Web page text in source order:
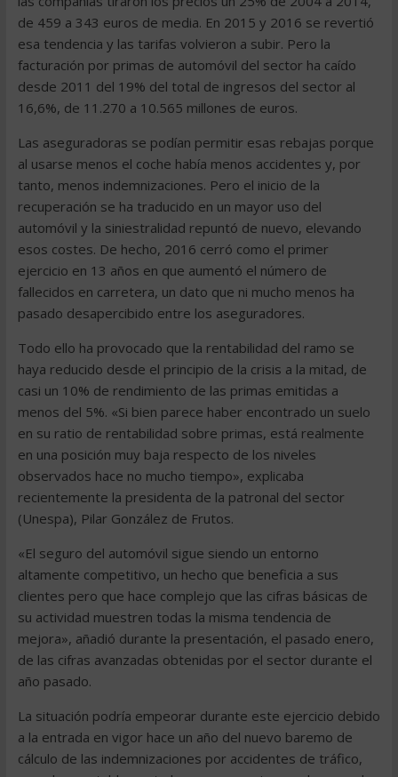
de 459 a 343 euros de media. En 2015 y 2016 se revertió
esa tendencia y las tarifas volvieron a subir. Pero la
facturación por primas de automóvil del sector ha caído
desde 2011 del 19% del total de ingresos del sector al
16,6%, de 11.270 a 10.565 millones de euros.
Las aseguradoras se podían permitir esas rebajas porque
al usarse menos el coche había menos accidentes y, por
tanto, menos indemnizaciones. Pero el inicio de la
recuperación se ha traducido en un mayor uso del
automóvil y la siniestralidad repuntó de nuevo, elevando
esos costes. De hecho, 2016 cerró como el primer
ejercicio en 13 años en que aumentó el número de
fallecidos en carretera, un dato que ni mucho menos ha
pasado desapercibido entre los aseguradores.
Todo ello ha provocado que la rentabilidad del ramo se
haya reducido desde el principio de la crisis a la mitad, de
casi un 10% de rendimiento de las primas emitidas a
menos del 5%. «Si bien parece haber encontrado un suelo
en su ratio de rentabilidad sobre primas, está realmente
en una posición muy baja respecto de los niveles
observados hace no mucho tiempo», explicaba
recientemente la presidenta de la patronal del sector
(Unespa), Pilar González de Frutos.
«El seguro del automóvil sigue siendo un entorno
altamente competitivo, un hecho que beneficia a sus
clientes pero que hace complejo que las cifras básicas de
su actividad muestren todas la misma tendencia de
mejora», añadió durante la presentación, el pasado enero,
de las cifras avanzadas obtenidas por el sector durante el
año pasado.
La situación podría empeorar durante este ejercicio debido
a la entrada en vigor hace un año del nuevo baremo de
cálculo de las indemnizaciones por accidentes de tráfico,